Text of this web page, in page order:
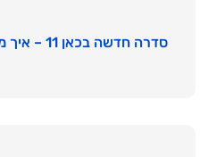
סדרה חדשה בכאן 11 – איך מתמודדים עם פוסט טראומה?